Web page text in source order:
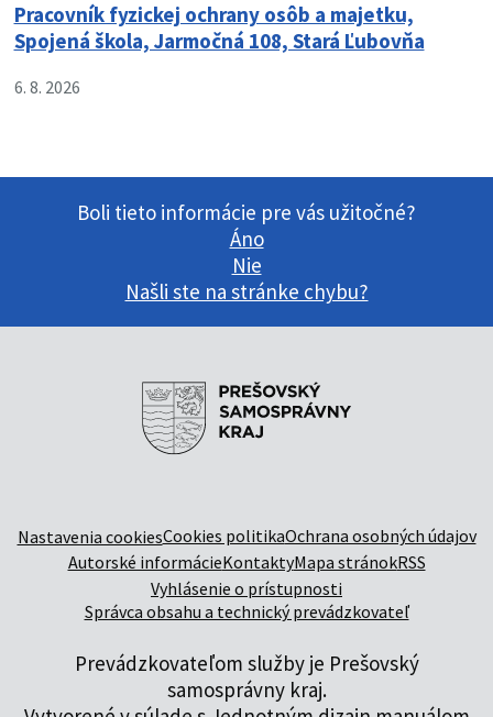
Pracovník fyzickej ochrany osôb a majetku,
Spojená škola, Jarmočná 108, Stará Ľubovňa
6. 8. 2026
Boli tieto informácie pre vás užitočné?
Áno
Nie
Našli ste na stránke chybu?
Nastavenia cookiesCookies politikaOchrana osobných údajov
Autorské informácieKontaktyMapa stránokRSS
Vyhlásenie o prístupnosti
Správca obsahu a technický prevádzkovateľ
Prevádzkovateľom služby je Prešovský
samosprávny kraj.